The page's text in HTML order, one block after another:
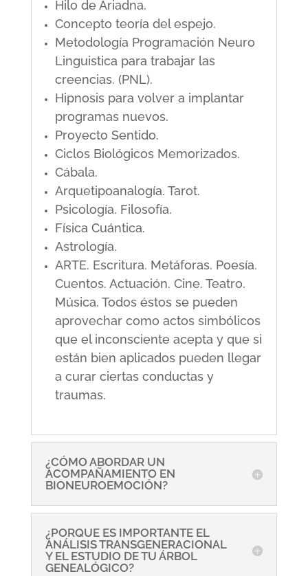
Hilo de Ariadna.
Concepto teoría del espejo.
Metodología Programación Neuro
Linguistica para trabajar las
creencias. (PNL).
Hipnosis para volver a implantar
programas nuevos.
Proyecto Sentido.
Ciclos Biológicos Memorizados.
Cábala.
Arquetipoanalogía. Tarot.
Psicología. Filosofía.
Física Cuántica.
Astrología.
ARTE. Escritura. Metáforas. Poesía.
Cuentos. Actuación. Cine. Teatro.
Música. Todos éstos se pueden
aprovechar como actos simbólicos
que el inconsciente acepta y que si
están bien aplicados pueden llegar
a curar ciertas conductas y
traumas.
¿CÓMO ABORDAR UN
ACOMPAÑAMIENTO EN
BIONEUROEMOCIÓN?
¿PORQUE ES IMPORTANTE EL
ANÁLISIS TRANSGENERACIONAL
Y EL ESTUDIO DE TU ÁRBOL
GENEALÓGICO?